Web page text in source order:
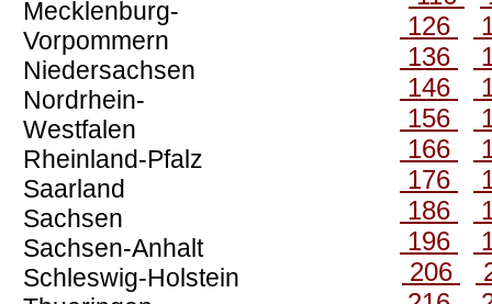
Mecklenburg-
Vorpommern
Niedersachsen
Nordrhein-
Westfalen
Rheinland-Pfalz
Saarland
Sachsen
Sachsen-Anhalt
Schleswig-Holstein
126
136
146
156
166
176
186
196
206